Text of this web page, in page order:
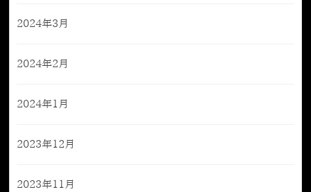
2024年3月
2024年2月
2024年1月
2023年12月
2023年11月